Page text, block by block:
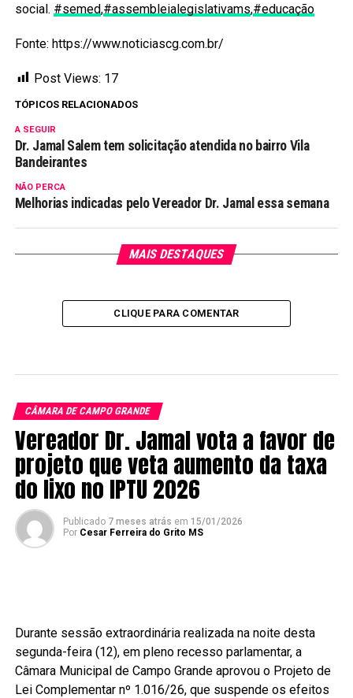
social. #semed,#assembleialegislativams,#educação
Fonte: https://www.noticiascg.com.br/
Post Views: 17
TÓPICOS RELACIONADOS
A SEGUIR
Dr. Jamal Salem tem solicitação atendida no bairro Vila
Bandeirantes
NÃO PERCA
Melhorias indicadas pelo Vereador Dr. Jamal essa semana
MAIS DESTAQUES
CLIQUE PARA COMENTAR
CÂMARA DE CAMPO GRANDE
Vereador Dr. Jamal vota a favor de
projeto que veta aumento da taxa
do lixo no IPTU 2026
Publicado 7 meses atrás em 15/01/2026
Por Cesar Ferreira do Grito MS
Durante sessão extraordinária realizada na noite desta
segunda-feira (12), em pleno recesso parlamentar, a
Câmara Municipal de Campo Grande aprovou o Projeto de
Lei Complementar nº 1.016/26, que suspende os efeitos